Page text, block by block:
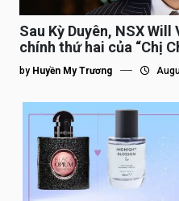
Sau Kỳ Duyên, NSX
chính thứ hai của “Chị
by Huyền My Trương